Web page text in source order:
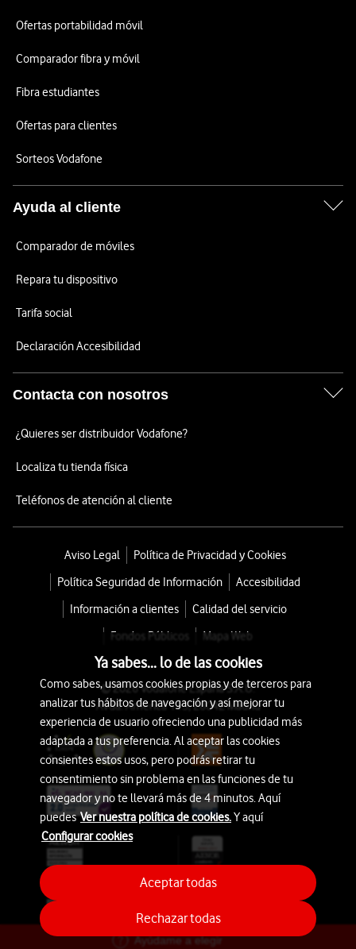
Ayúdame a elegir
Ofertas portabilidad móvil
Comparador fibra y móvil
Fibra estudiantes
Ofertas para clientes
Sorteos Vodafone
Ayuda al cliente
Comparador de móviles
Repara tu dispositivo
Tarifa social
Declaración Accesibilidad
Contacta con nosotros
¿Quieres ser distribuidor Vodafone?
Localiza tu tienda física
Teléfonos de atención al cliente
Aviso Legal
Política de Privacidad y Cookies
Política Seguridad de Información
Accesibilidad
Información a clientes
Calidad del servicio
Fondos Públicos
Mapa Web
© 2026 Vodafone España S.A.U.
Avda. América 115, 28042 Madrid
Ya sabes... lo de las cookies
Como sabes, usamos cookies propias y de terceros para
analizar tus hábitos de navegación y así mejorar tu
experiencia de usuario ofreciendo una publicidad más
adaptada a tus preferencia. Al aceptar las cookies
consientes estos usos, pero podrás retirar tu
consentimiento sin problema en las funciones de tu
navegador y no te llevará más de 4 minutos. Aquí
puedesVer nuestra política de cookies.Y aquí
Configurar cookies
Rechazar todas
Aceptar todas